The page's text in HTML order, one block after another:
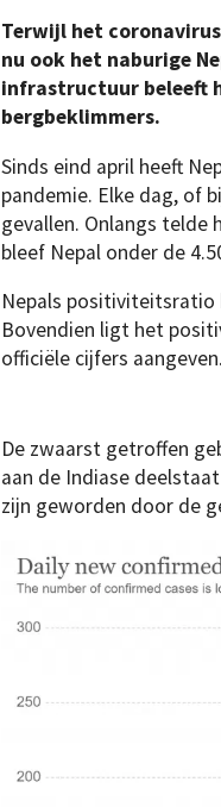
Terwijl het
nu ook het naburige
infrastructuur beleeft
bergbeklimmers.
Sinds eind april heeft
pandemie. Elke dag, of
gevallen. Onlangs telde
bleef Nepal onder de
Nepals positiviteitsratio
Bovendien ligt het
officiële cijfers aangeven.
De zwaarst getroffen
aan de Indiase
zijn geworden door de